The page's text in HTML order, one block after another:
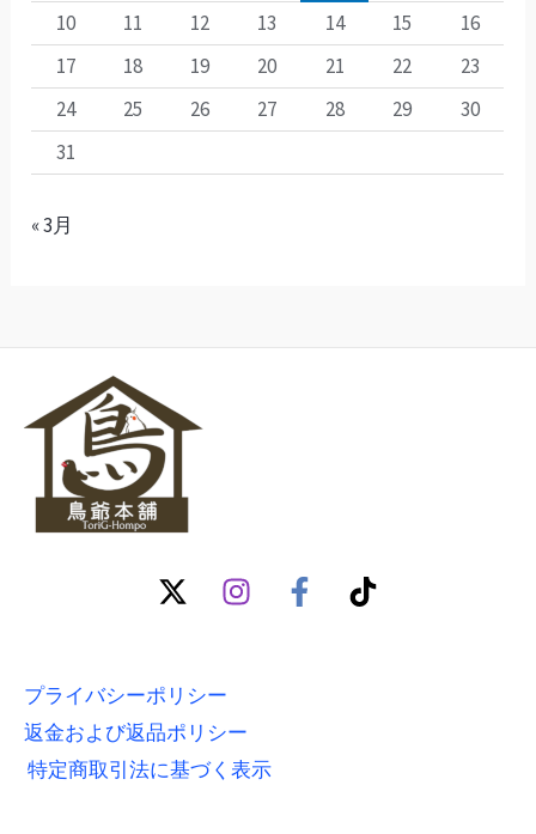
10
11 12 13 14 15
16
17
18 19 20 21 22
23
24
25 26 27 28 29
30
31
« 3月
プライバシーポリシー
返金および返品ポリシー
特定商取引法に基づく表示